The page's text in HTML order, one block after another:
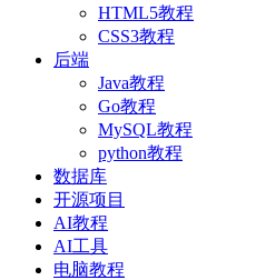
HTML5教程
CSS3教程
后端
Java教程
Go教程
MySQL教程
python教程
数据库
开源项目
AI教程
AI工具
电脑教程